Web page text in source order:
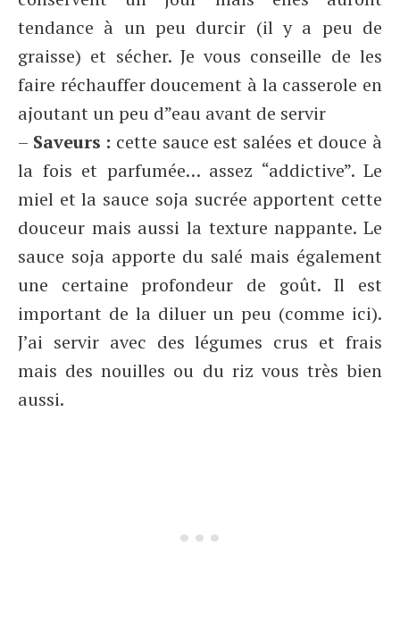
tendance à un peu durcir (il y a peu de
graisse) et sécher. Je vous conseille de les
faire réchauffer doucement à la casserole en
ajoutant un peu d”eau avant de servir
– Saveurs : cette sauce est salées et douce à
la fois et parfumée… assez “addictive”. Le
miel et la sauce soja sucrée apportent cette
douceur mais aussi la texture nappante. Le
sauce soja apporte du salé mais également
une certaine profondeur de goût. Il est
important de la diluer un peu (comme ici).
J’ai servir avec des légumes crus et frais
mais des nouilles ou du riz vous très bien
aussi.